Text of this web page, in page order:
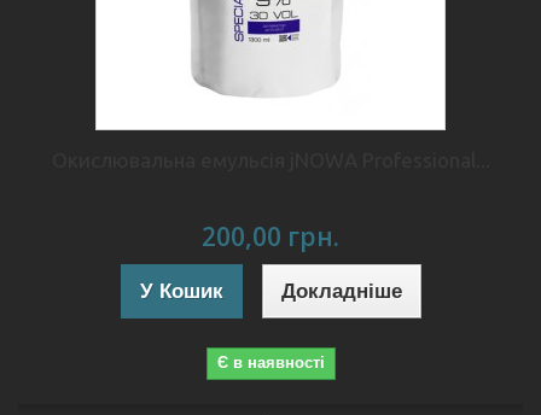
200,00 грн.
У Кошик Докладніше
Є в наявності